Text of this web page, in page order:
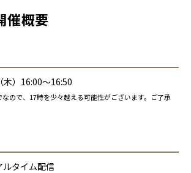
催概要
）16:00～16:50
ので、17時を少々越える可能性がございます。ご了承
タイム配信